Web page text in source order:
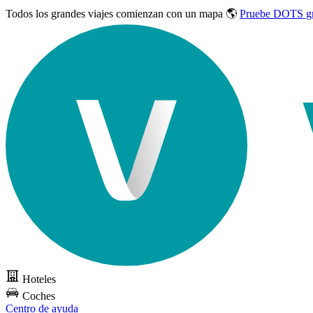
Todos los grandes viajes comienzan con un mapa 🌎 Pruebe DOTS
Hoteles
Coches
Centro de ayuda